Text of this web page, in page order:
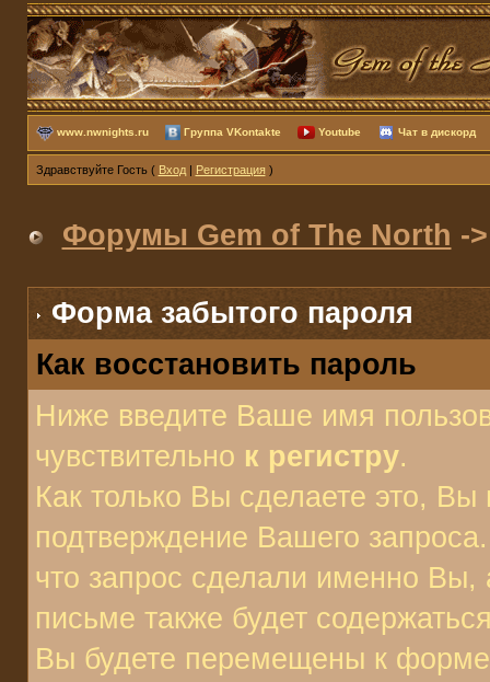
www.nwnights.ru Группа VKontakte Youtube Чат в дискорд
Здравствуйте Гость ( Вход| Регистрация)
Форумы Gem of The North -
Форма забытого пароля
Как восстановить пароль
Ниже введите Ваше имя
чувствительно к регистру.
Как только Вы сделаете это,
подтверждение Вашего
что запрос сделали именно
письме также будет
Вы будете перемещены к